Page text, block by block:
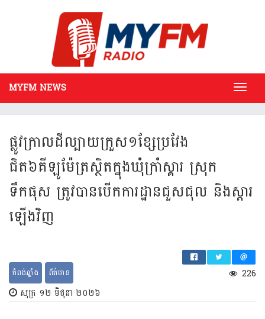
MYFM NEWS
ផ្លូវក្រាលដីល្បាយក្រួស១ខ្សែប្រវែង
ជិត៦គីឡូម៉ែត្រស្ថិតក្នុងឃុំក្រាំស្គារ ស្រុក
ទឹកផុស ត្រូវបានបើកការដ្ឋានជួសជុល និងស្តារ
ឡើងវិញ
226
កំពង់ឆ្នាំង ព័ត៌មាន
សុក្រ ១២ មិថុនា ២០២៦